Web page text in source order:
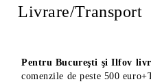
Livrare/Transport
Pentru Bucureşti şi Ilfov
comenzile de peste 500